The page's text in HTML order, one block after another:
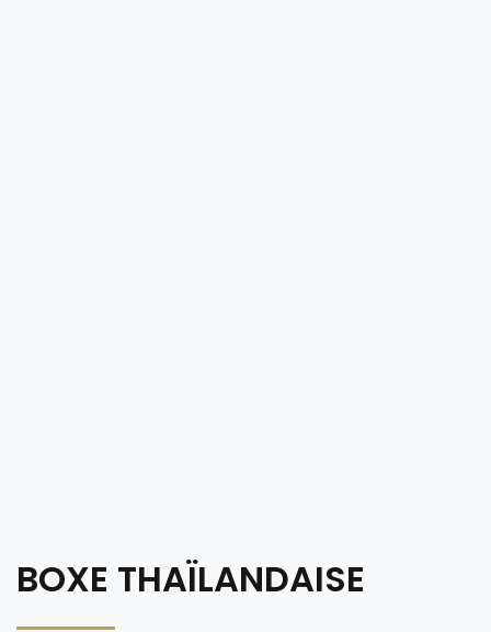
BOXE THAÏLANDAISE